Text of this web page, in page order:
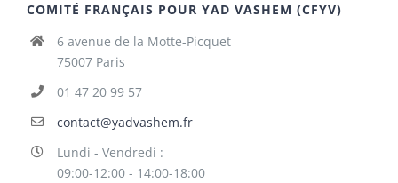
COMITÉ FRANÇAIS POUR YAD VASHEM (CFYV)
6 avenue de la Motte-Picquet
75007 Paris
01 47 20 99 57
contact@yadvashem.fr
Lundi - Vendredi :
09:00-12:00 - 14:00-18:00